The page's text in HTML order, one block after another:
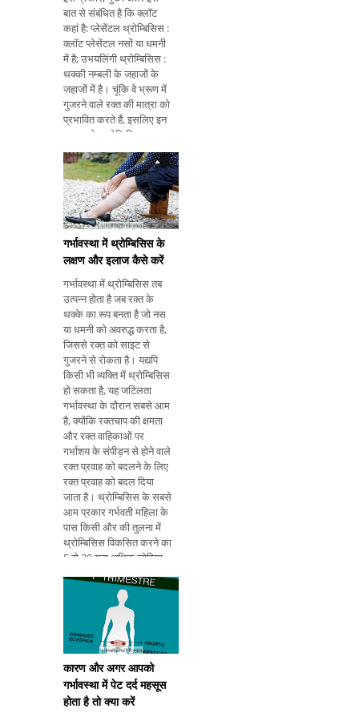
बात से संबंधित है कि क्लॉट
कहां है: प्लेसेंटल थ्रोम्बिसिस :
क्लॉट प्लेसेंटल नसों या धमनी
में है; उभयलिंगी थ्रोम्बिसिस :
थक्की नम्बली के जहाजों के
जहाजों में है। चूंकि वे भ्रूण में
गुजरने वाले रक्त की मात्रा को
प्रभावित करते हैं, इसलिए इन
प्रकार के थ्रोम्बिसिस
आपातकाल का संकेत दे सकते
हैं, क्योंकि विकासशील बच्चे
तक पहुंचने वाले कम
ऑक्सीजन और पोषक तत्व,
गर्भपात या स
गर्भावस्था में थ्रोम्बिसिस के
लक्षण और इलाज कैसे करें
गर्भावस्था में थ्रोम्बिसिस तब
उत्पन्न होता है जब रक्त के
थक्के का रूप बनता है जो नस
या धमनी को अवरुद्ध करता है,
जिससे रक्त को साइट से
गुजरने से रोकता है। यद्यपि
किसी भी व्यक्ति में थ्रोम्बिसिस
हो सकता है, यह जटिलता
गर्भावस्था के दौरान सबसे आम
है, क्योंकि रक्तचाप की क्षमता
और रक्त वाहिकाओं पर
गर्भाशय के संपीड़न से होने वाले
रक्त प्रवाह को बदलने के लिए
रक्त प्रवाह को बदल दिया
जाता है। थ्रोम्बिसिस के सबसे
आम प्रकार गर्भवती महिला के
पास किसी और की तुलना में
थ्रोम्बिसिस विकसित करने का
5 से 20 गुना अधिक जोखिम
प्रकारों में शामिल हैं: गहरी
शिरापरक थ्रोम्बिसिस : यह
थ्रोम्बिसिस का सबस
कारण और अगर आपको
गर्भावस्था में पेट दर्द महसूस
होता है तो क्या करें